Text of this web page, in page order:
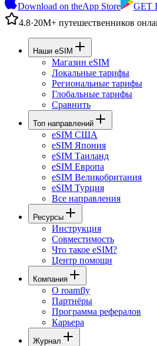
Download on theApp Store GET
4.8·20M+ путешественников
Наши eSIM
Магазин eSIM
Локальные тарифы
Региональные тарифы
Глобальные тарифы
Сравнить
Топ направлений
eSIM США
eSIM Япония
eSIM Таиланд
eSIM Европа
eSIM Великобритания
eSIM Турция
Все направления
Ресурсы
Инструкция
Совместимость
Что такое eSIM?
Центр помощи
Компания
О roamfly
Партнёры
Программа рефералов
Карьера
Журнал